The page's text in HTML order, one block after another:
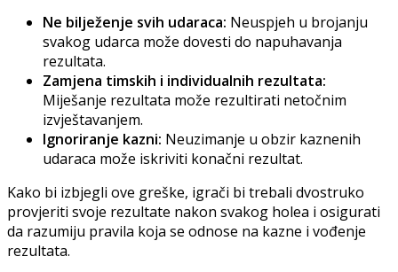
Ne bilježenje svih udaraca: Neuspjeh u brojanju
svakog udarca može dovesti do napuhavanja
rezultata.
Zamjena timskih i individualnih rezultata:
Miješanje rezultata može rezultirati netočnim
izvještavanjem.
Ignoriranje kazni: Neuzimanje u obzir kaznenih
udaraca može iskriviti konačni rezultat.
Kako bi izbjegli ove greške, igrači bi trebali dvostruko
provjeriti svoje rezultate nakon svakog holea i osigurati
da razumiju pravila koja se odnose na kazne i vođenje
rezultata.